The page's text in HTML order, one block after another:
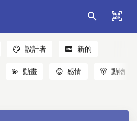
設計者 新的
💫 動畫 😊 感情 🐻 動物